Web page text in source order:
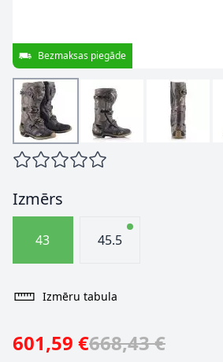
Bezmaksas piegāde
Izmērs
43 45.5
Izmēru tabula
601,59 €668,43 €